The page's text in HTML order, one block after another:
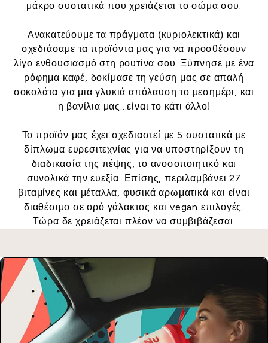
μάκρο συστατικά που χρειάζεται το σώμα σου.
Ανακατεύουμε τα πράγματα (κυριολεκτικά) και
σχεδιάσαμε τα προϊόντα μας για να προσθέσουν
λίγο ενθουσιασμό στη ρουτίνα σου. Ξύπνησε με ένα
ρόφημα καφέ, δοκίμασε τη γεύση μας σε απαλή
σοκολάτα για μια γλυκιά απόλαυση το μεσημέρι, και
η βανίλια μας...είναι το κάτι άλλο!
Το προϊόν μας έχει σχεδιαστεί με 5 συστατικά με
δίπλωμα ευρεσιτεχνίας για να υποστηρίξουν τη
διαδικασία της πέψης, το ανοσοποιητικό και
συνολικά την ευεξία. Επίσης, περιλαμβάνει 27
βιταμίνες και μέταλλα, φυσικά αρωματικά και είναι
διαθέσιμο σε ορό γάλακτος και vegan επιλογές.
Τώρα δε χρειάζεται πλέον να συμβιβάζεσαι.